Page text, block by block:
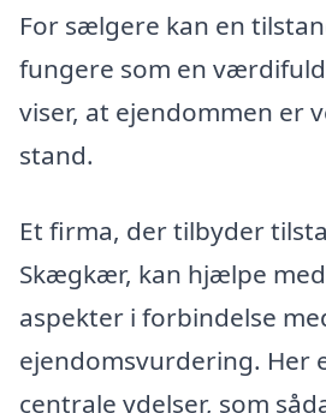
For sælgere kan en
fungere som en
viser, at ejendommen er
stand.
Et firma, der tilbyder
Skægkær, kan hjælpe
aspekter i forbindelse
ejendomsvurdering. Her
centrale ydelser, som